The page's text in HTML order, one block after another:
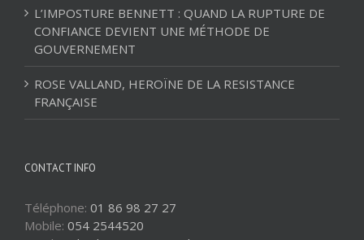
L’IMPOSTURE BENNETT : QUAND LA RUPTURE DE
CONFIANCE DEVIENT UNE MÉTHODE DE
GOUVERNEMENT
ROSE VALLAND, HEROÏNE DE LA RESISTANCE
FRANÇAISE
CONTACT INFO
Téléphone: 01 86 98 27 27
Mobile: 054 2544520